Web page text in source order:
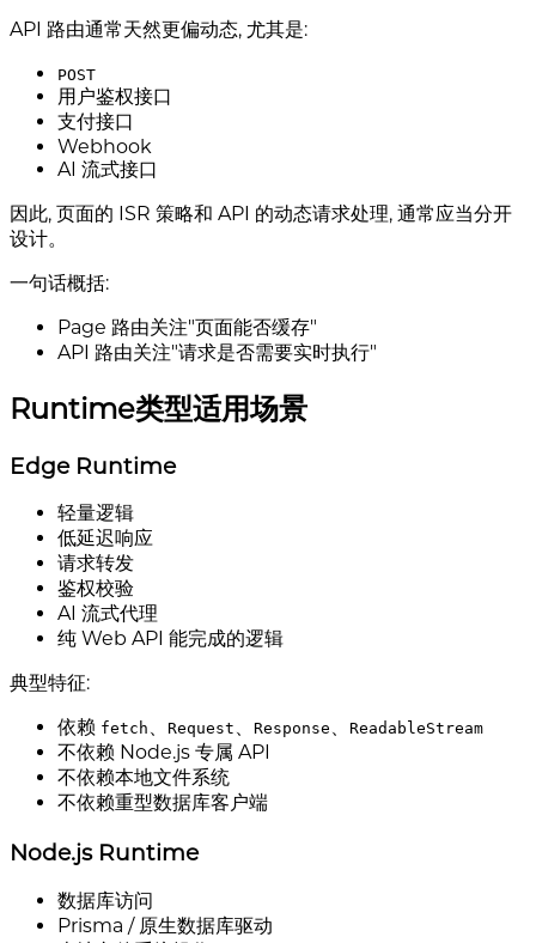
API 路由通常天然更偏动态, 尤其是:
POST
用户鉴权接口
支付接口
Webhook
AI 流式接口
因此, 页面的 ISR 策略和 API 的动态请求处理, 通常应当分开
设计。
一句话概括:
Page 路由关注"页面能否缓存"
API 路由关注"请求是否需要实时执行"
Runtime类型适用场景
Edge Runtime
轻量逻辑
低延迟响应
请求转发
鉴权校验
AI 流式代理
纯 Web API 能完成的逻辑
典型特征:
依赖 fetch 、 Request 、 Response 、 ReadableStream
不依赖 Node.js 专属 API
不依赖本地文件系统
不依赖重型数据库客户端
Node.js Runtime
数据库访问
Prisma / 原生数据库驱动